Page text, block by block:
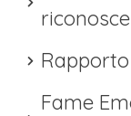
Fame